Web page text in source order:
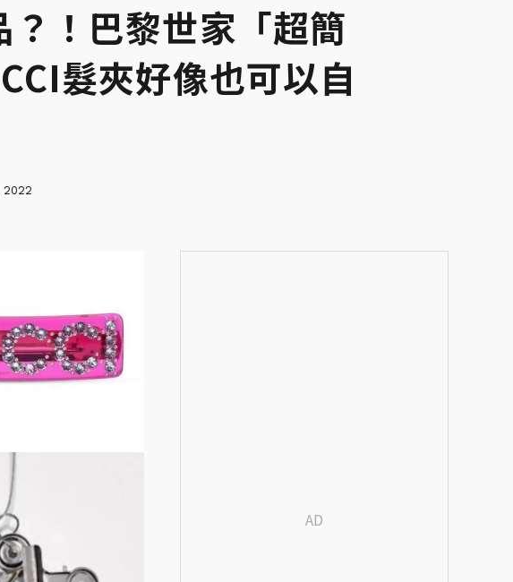
！巴黎世家「超簡
髮夾好像也可以自
2022